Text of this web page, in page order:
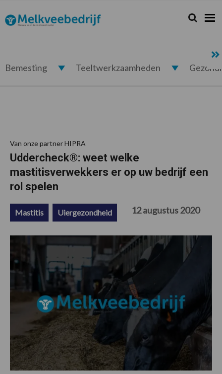
de
hoofdnavigatie
de
hoofd
de
eerste
de
voettekst
Melkveebedrijf.nl Zoeken...
Zoek
Bemesting Teeltwerkzaamheden
Van onze partner HIPRA
Uddercheck®: weet welke
mastitisverwekkers er op uw bedrijf een
rol spelen
Mastitis Uiergezondheid 12 augustus 2020